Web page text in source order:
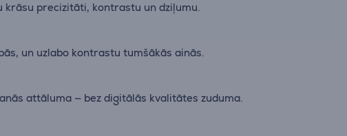
precizitāti, kontrastu un dziļumu.
un uzlabo kontrastu tumšākās ainās.
attāluma — bez digitālās kvalitātes zuduma.